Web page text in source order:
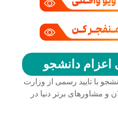
دانشجو
با تایید رسمی از وزارت
و مشاورهای برتر دنیا در